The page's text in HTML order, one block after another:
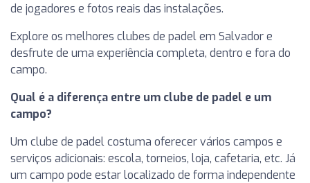
de jogadores e fotos reais das instalações.
Explore os melhores clubes de padel em Salvador e
desfrute de uma experiência completa, dentro e fora do
campo.
Qual é a diferença entre um clube de padel e um
campo?
Um clube de padel costuma oferecer vários campos e
serviços adicionais: escola, torneios, loja, cafetaria, etc. Já
um campo pode estar localizado de forma independente